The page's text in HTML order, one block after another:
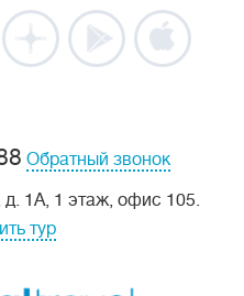
Обратный звонок
д. 1А, 1 этаж, офис 105.
тур